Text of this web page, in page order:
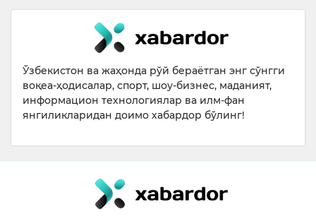
Ўзбекистон ва жаҳонда рўй бераётган энг сўнгги
воқеа-ҳодисалар, спорт, шоу-бизнес, маданият,
информацион технологиялар ва илм-фан
янгиликларидан доимо хабардор бўлинг!